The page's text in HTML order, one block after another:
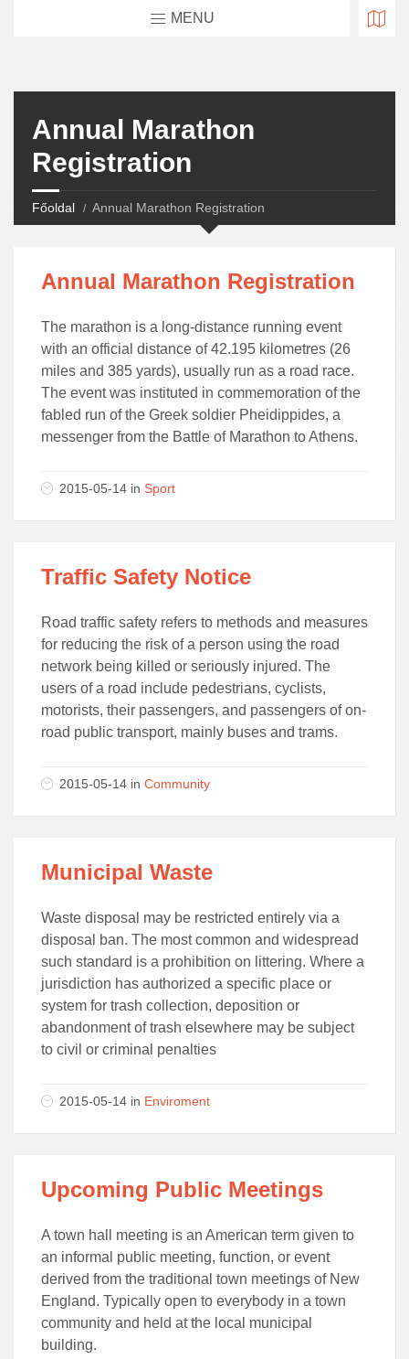
MENU
Annual Marathon
Registration
Főoldal Annual Marathon Registration
Annual Marathon Registration
The marathon is a long-distance running event
with an official distance of 42.195 kilometres (26
miles and 385 yards), usually run as a road race.
The event was instituted in commemoration of the
fabled run of the Greek soldier Pheidippides, a
messenger from the Battle of Marathon to Athens.
2015-05-14 in Sport
Traffic Safety Notice
Road traffic safety refers to methods and measures
for reducing the risk of a person using the road
network being killed or seriously injured. The
users of a road include pedestrians, cyclists,
motorists, their passengers, and passengers of on-
road public transport, mainly buses and trams.
2015-05-14 in Community
Municipal Waste
Waste disposal may be restricted entirely via a
disposal ban. The most common and widespread
such standard is a prohibition on littering. Where a
jurisdiction has authorized a specific place or
system for trash collection, deposition or
abandonment of trash elsewhere may be subject
to civil or criminal penalties
2015-05-14 in Enviroment
Upcoming Public Meetings
A town hall meeting is an American term given to
an informal public meeting, function, or event
derived from the traditional town meetings of New
England. Typically open to everybody in a town
community and held at the local municipal
building.